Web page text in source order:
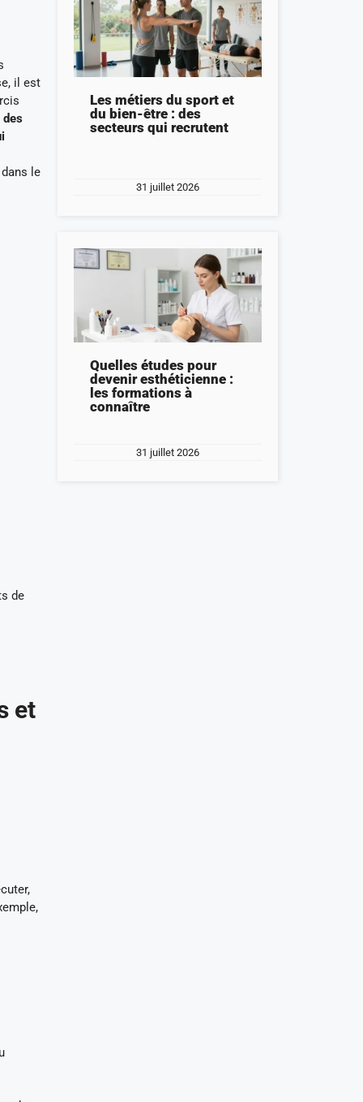
il est
des
le
de
et
Les métiers du sport et
du bien-être : des
secteurs qui recrutent
31 juillet 2026
Quelles études pour
devenir esthéticienne :
les formations à
connaître
31 juillet 2026